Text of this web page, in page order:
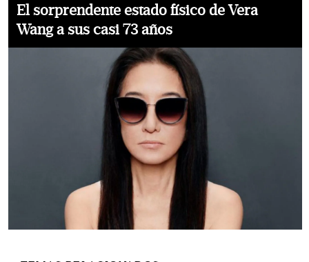
El sorprendente estado físico de Vera
Wang a sus casi 73 años